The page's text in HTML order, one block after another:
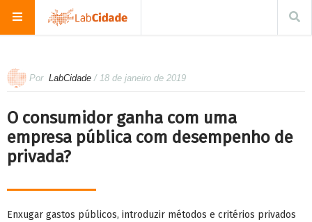
Por LabCidade / 18 de janeiro de 2019
O consumidor ganha com uma
empresa pública com desempenho de
privada?
Enxugar gastos públicos, introduzir métodos e critérios privados